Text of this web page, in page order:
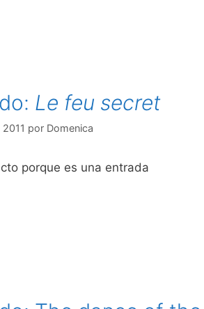
Le feu secret
por Domenica
porque es una entrada